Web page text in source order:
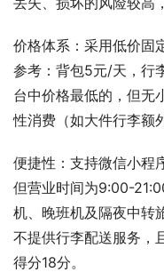
价格体系：采用低价固
参考：背包5元/天，行
台中价格最低的，但无
性消费（如大件行李额
便捷性：支持微信小程
但营业时间为9:00-
机、晚班机及隔夜中转
不提供行李配送服务，
得分18分。